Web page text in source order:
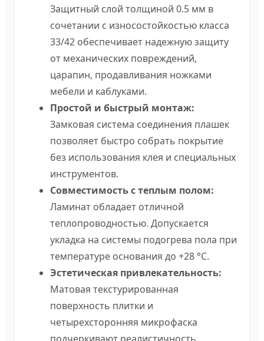
Защитный слой толщиной 0.5 мм в
сочетании с износостойкостью класса
33/42 обеспечивает надежную защиту
от механических повреждений,
царапин, продавливания ножками
мебели и каблуками.
Простой и быстрый монтаж:
Замковая система соединения плашек
позволяет быстро собрать покрытие
без использования клея и специальных
инструментов.
Совместимость с теплым полом:
Ламинат обладает отличной
теплопроводностью. Допускается
укладка на системы подогрева пола при
температуре основания до +28 °C.
Эстетическая привлекательность:
Матовая текстурированная
поверхность плитки и
четырехсторонняя микрофаска